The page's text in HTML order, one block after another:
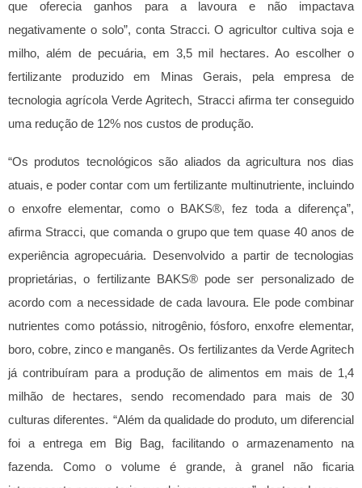
que oferecia ganhos para a lavoura e não impactava
negativamente o solo”, conta Stracci.O agricultor cultiva soja e
milho, além de pecuária, em 3,5 mil hectares. Ao escolher o
fertilizante produzido em Minas Gerais, pela empresa de
tecnologia agrícola Verde Agritech, Stracci afirma ter conseguido
uma redução de 12% nos custos de produção.
“Os produtos tecnológicos são aliados da agricultura nos dias
atuais, e poder contar com um fertilizante multinutriente, incluindo
o enxofre elementar, como o BAKS®, fez toda a diferença”,
afirma Stracci, que comanda o grupo que tem quase 40 anos de
experiência agropecuária.
Desenvolvido a partir de tecnologias
proprietárias, o fertilizante BAKS® pode ser personalizado de
acordo com a necessidade de cada lavoura. Ele pode combinar
nutrientes como potássio, nitrogênio, fósforo, enxofre elementar,
boro, cobre, zinco e manganês. Os fertilizantes da Verde Agritech
já contribuíram para a produção de alimentos em mais de 1,4
milhão de hectares, sendo recomendado para mais de 30
culturas diferentes. “Além da qualidade do produto, um diferencial
foi a entrega em Big Bag, facilitando o armazenamento na
fazenda. Como o volume é grande, à granel não ficaria